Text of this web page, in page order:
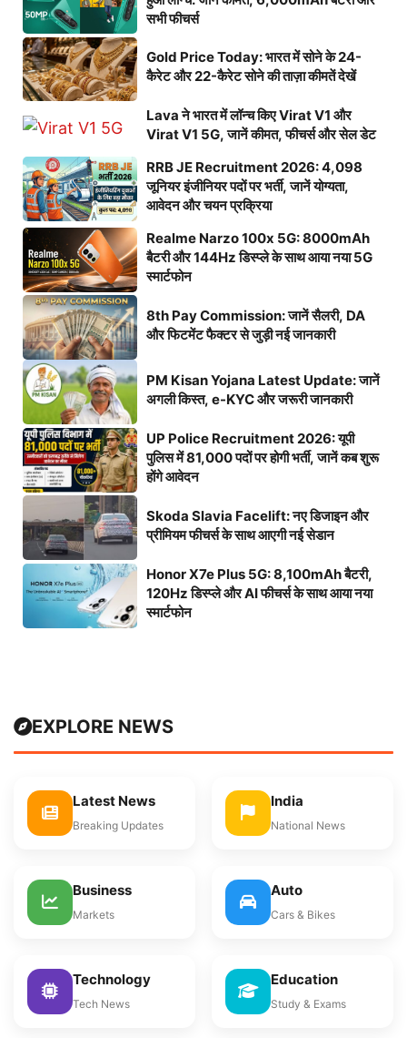
सभी फीचर्स
Gold Price Today: भारत में सोने के 24-
कैरेट और 22-कैरेट सोने की ताज़ा कीमतें देखें
Lava ने भारत में लॉन्च किए Virat V1 और
Virat V1 5G, जानें कीमत, फीचर्स और सेल डेट
RRB JE Recruitment 2026: 4,098
जूनियर इंजीनियर पदों पर भर्ती, जानें योग्यता,
आवेदन और चयन प्रक्रिया
Realme Narzo 100x 5G: 8000mAh
बैटरी और 144Hz डिस्प्ले के साथ आया नया 5G
स्मार्टफोन
8th Pay Commission: जानें सैलरी, DA
और फिटमेंट फैक्टर से जुड़ी नई जानकारी
PM Kisan Yojana Latest Update: जानें
अगली किस्त, e-KYC और जरूरी जानकारी
UP Police Recruitment 2026: यूपी
पुलिस में 81,000 पदों पर होगी भर्ती, जानें कब शुरू
होंगे आवेदन
Skoda Slavia Facelift: नए डिजाइन और
प्रीमियम फीचर्स के साथ आएगी नई सेडान
Honor X7e Plus 5G: 8,100mAh बैटरी,
120Hz डिस्प्ले और AI फीचर्स के साथ आया नया
स्मार्टफोन
EXPLORE NEWS
Latest News
Breaking Updates
India
National News
Business
Markets
Auto
Cars & Bikes
Technology
Tech News
Education
Study & Exams